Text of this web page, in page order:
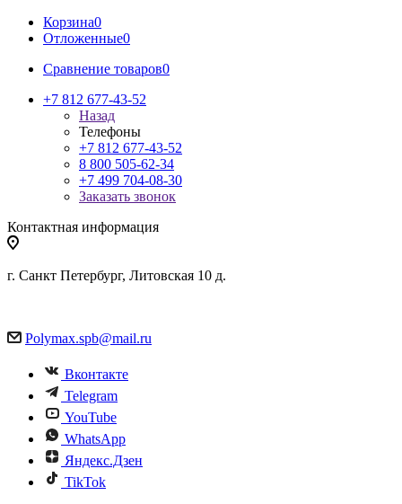
Корзина0
Отложенные0
Сравнение товаров0
+7 812 677-43-52
Назад
Телефоны
+7 812 677-43-52
8 800 505-62-34
+7 499 704-08-30
Заказать звонок
Контактная информация
г. Санкт Петербург, Литовская 10 д.
Polymax.spb@mail.ru
Вконтакте
Telegram
YouTube
WhatsApp
Яндекс.Дзен
TikTok